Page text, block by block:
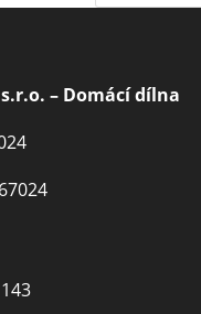
s.r.o. – Domácí dílna